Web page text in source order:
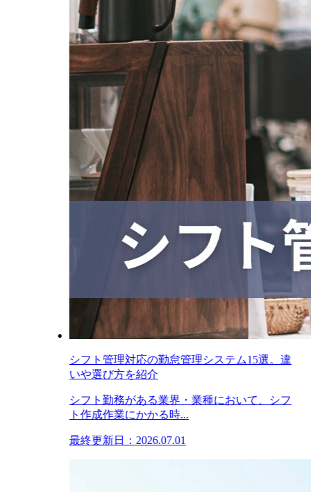
シフト管理対応の勤怠管理システム15選。違
いや選び方を紹介
シフト勤務がある業界・業種において、シフ
ト作成作業にかかる時...
最終更新日：2026.07.01